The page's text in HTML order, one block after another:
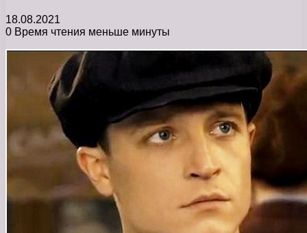
18.08.2021
0 Время чтения меньше минуты